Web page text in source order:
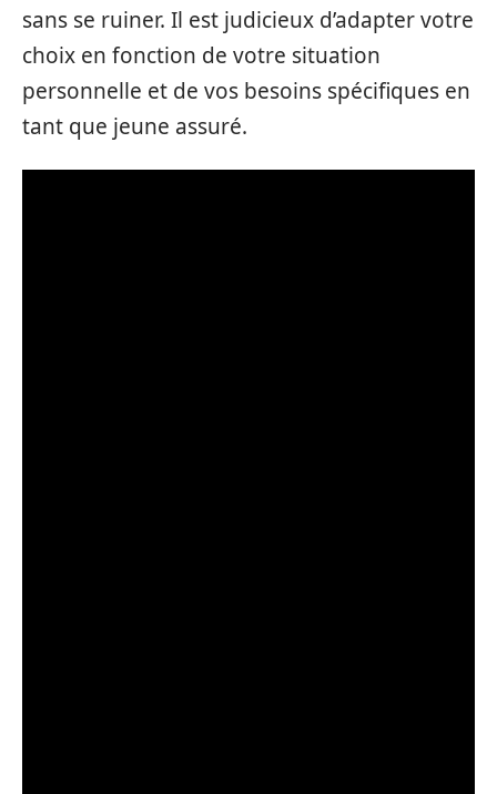
sans se ruiner. Il est judicieux d’adapter votre
choix en fonction de votre situation
personnelle et de vos besoins spécifiques en
tant que jeune assuré.